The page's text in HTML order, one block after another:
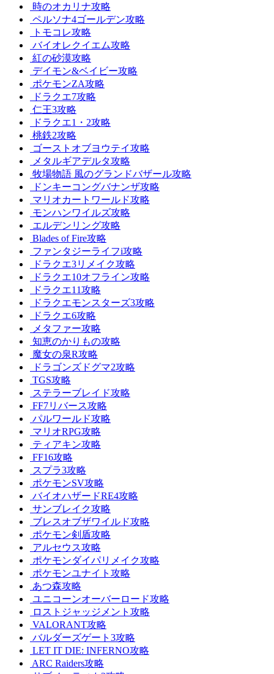
時のオカリナ攻略
ペルソナ4ゴールデン攻略
トモコレ攻略
バイオレクイエム攻略
紅の砂漠攻略
デイモン&ベイビー攻略
ポケモンZA攻略
ドラクエ7攻略
仁王3攻略
ドラクエ1・2攻略
桃鉄2攻略
ゴーストオブヨウテイ攻略
メタルギアデルタ攻略
牧場物語 風のグランドバザール攻略
ドンキーコングバナンザ攻略
マリオカートワールド攻略
モンハンワイルズ攻略
エルデンリング攻略
Blades of Fire攻略
ファンタジーライフi攻略
ドラクエ3リメイク攻略
ドラクエ10オフライン攻略
ドラクエ11攻略
ドラクエモンスターズ3攻略
ドラクエ6攻略
メタファー攻略
知恵のかりもの攻略
魔女の泉R攻略
ドラゴンズドグマ2攻略
TGS攻略
ステラーブレイド攻略
FF7リバース攻略
パルワールド攻略
マリオRPG攻略
ティアキン攻略
FF16攻略
スプラ3攻略
ポケモンSV攻略
バイオハザードRE4攻略
サンブレイク攻略
ブレスオブザワイルド攻略
ポケモン剣盾攻略
アルセウス攻略
ポケモンダイパリメイク攻略
ポケモンユナイト攻略
あつ森攻略
ユニコーンオーバーロード攻略
ロストジャッジメント攻略
VALORANT攻略
バルダーズゲート3攻略
LET IT DIE: INFERNO攻略
ARC Raiders攻略